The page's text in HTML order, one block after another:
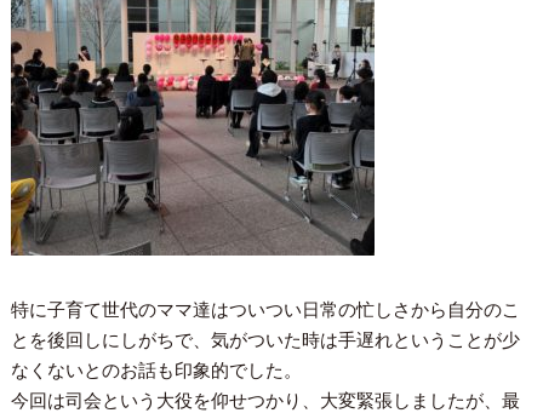
特に子育て世代のママ達はついつい日常の忙しさから自分のこ
とを後回しにしがちで、気がついた時は手遅れということが少
なくないとのお話も印象的でした。
今回は司会という大役を仰せつかり、大変緊張しましたが、最